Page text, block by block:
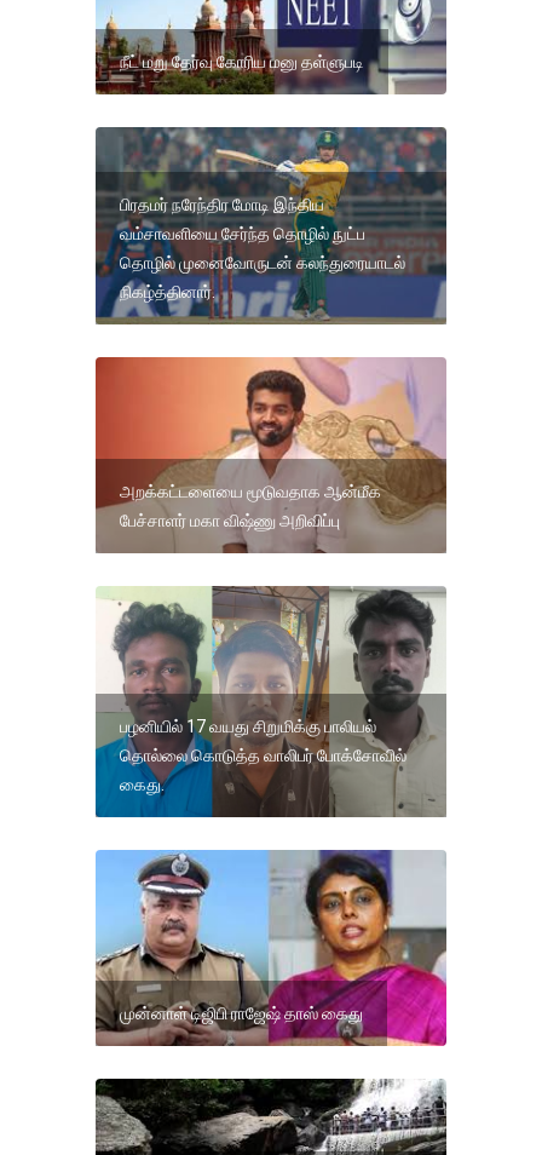
நீட் மறு தேர்வு கோரிய மனு தள்ளுபடி
பிரதமர் நரேந்திர மோடி இந்திய
வம்சாவளியை சேர்ந்த தொழில் நுட்ப
தொழில் முனைவோருடன் கலந்துரையாடல்
நிகழ்த்தினார்.
அறக்கட்டளையை மூடுவதாக ஆன்மீக
பேச்சாளர் மகா விஷ்ணு அறிவிப்பு
பழனியில் 17 வயது சிறுமிக்கு பாலியல்
தொல்லை கொடுத்த வாலிபர் போக்சோவில்
கைது.
முன்னாள் டிஜிபி ராஜேஷ் தாஸ் கைது